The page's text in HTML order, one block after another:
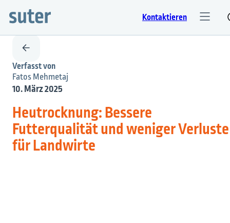
Kontaktieren
Verfasst von
Fatos Mehmetaj
10. März 2025
Heutrocknung: Bessere
Futterqualität und weniger Verluste
für Landwirte